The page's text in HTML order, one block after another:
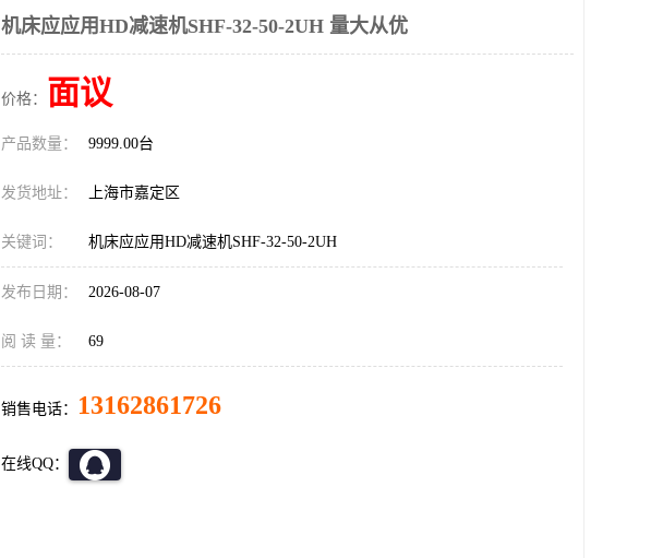
机床应应用HD减速机SHF-32-50-2UH 量大从优
价格： 面议
产品数量： 9999.00台
发货地址： 上海市嘉定区
关键词： 机床应应用HD减速机SHF-32-50-2UH
发布日期： 2026-08-07
阅 读 量： 69
销售电话： 13162861726
在线QQ：